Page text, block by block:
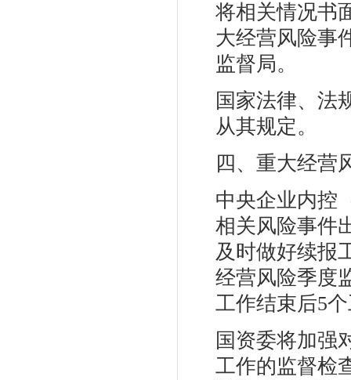
将相关情况书
大经营风险事
监督局。
国家法律、法
从其规定。
四、重大经营
中央企业内控
相关风险事件
及时做好续报
经营风险季度
工作结束后5
国资委将加强
工作的监督检